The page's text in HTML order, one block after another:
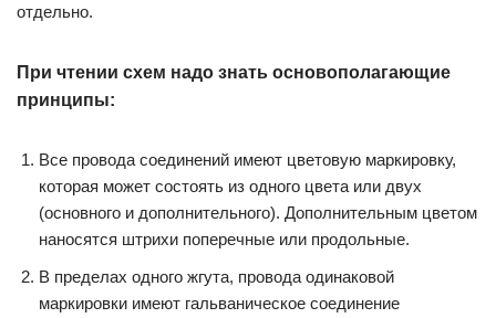
отдельно.
При чтении схем надо знать основополагающие
принципы:
Все провода соединений имеют цветовую маркировку,
которая может состоять из одного цвета или двух
(основного и дополнительного). Дополнительным цветом
наносятся штрихи поперечные или продольные.
В пределах одного жгута, провода одинаковой
маркировки имеют гальваническое соединение